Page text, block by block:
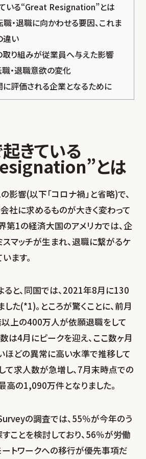
いる“Great Resignation”とは
・退職に向かわせる要因、これま
違い
り組みが従業員へ与えた影響
・退職意欲の変化
評価される企業となるために
きている
とは
影響(以下「コロナ禍」と省略)で、
社に求めるものが大きく変わって
第1の経済大国のアメリカでは、企
マッチが生まれ、退職に繋がるケ
ます。
と、同国では、2021年8月に130
た(*1)。ところが驚くことに、前月
以上の400万人が依願退職をして
は4月にピークを迎え、ここ数ヶ月
ほどの異常に高い水準で推移して
て求人数が急増し、7月末時点での
の1,090万件となりました。
の調査では、55％が今年のう
ことを検討しており、56％が労働
トワークへの移行が優先事項だ